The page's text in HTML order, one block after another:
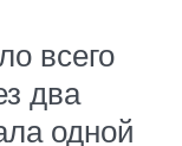
всего
два
одной